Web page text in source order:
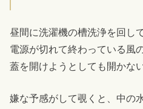
昼間に洗濯機の槽洗浄を回し
電源が切れて終わっている風
蓋を開けようとしても開かない
嫌な予感がして覗くと、中の